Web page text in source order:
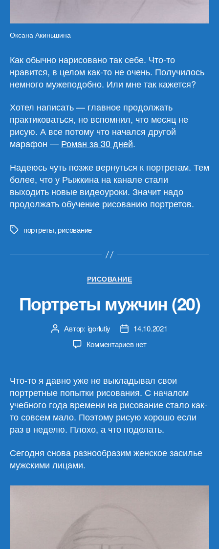
Оксана Акиньшина
Как обычно нарисовано так себе. Что-то
нравится, в целом как-то не очень. Получилось
немного мужеподобно. Или мне так кажется?
Хотел написать — главное продолжать
практиковаться, но вспомнил, что месяц не
рисую. А все потому что начался другой
марафон — Роман за 30 дней.
Надеюсь чуть позже вернуться к портретам. Тем
более, что у Рыжкина на канале стали
выходить новые видеоуроки. Значит надо
продолжать обучение рисованию портретов.
Меткипортреты, рисование
Рубрики
РИСОВАНИЕ
Портреты мужчин (20)
Автор
записи
Автор: igorlutiy
Дата14.10.2021
Комментариевк
(20)
нет
Что-то я давно уже не выкладывал свои
портретные попытки рисования. С началом
учебного года времени на рисование стало как-
то совсем мало. Поэтому рисую хорошо если
раз в неделю. Плохо, а что поделать.
Сегодня снова разнообразим женское засилье
мужскими лицами.